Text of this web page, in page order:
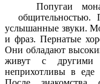
Попугаи
общительностью.
услышанные звуки.
и фраз. Пернатые
Они обладают
живут с другими
неприхотливы в